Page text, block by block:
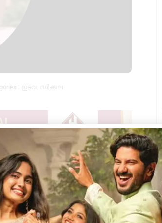
: ഇടവ വർക്കല
നിലയിൽ കണ്ടെത്തിയ ആളെ
എക്സ്പ്രസ് ആണ്